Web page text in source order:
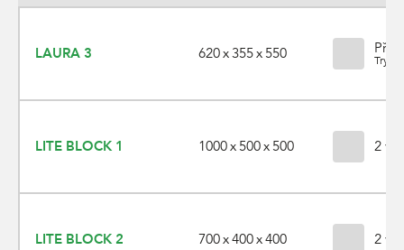
LAURA 3 620 x 355 x 550
LITE BLOCK 1 1000 x 500 x 500 2
LITE BLOCK 2 700 x 400 x 400 2